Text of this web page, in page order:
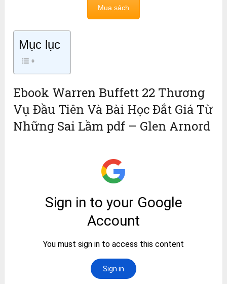
Mua sách
Mục lục
Ebook Warren Buffett 22 Thương
Vụ Đầu Tiên Và Bài Học Đắt Giá Từ
Những Sai Lầm pdf – Glen Arnord